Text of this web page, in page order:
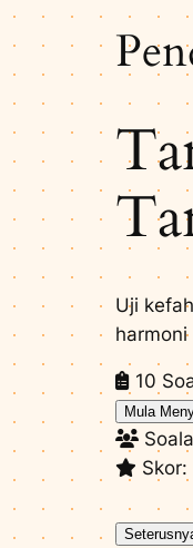
Uji
10
Mula
Skor: